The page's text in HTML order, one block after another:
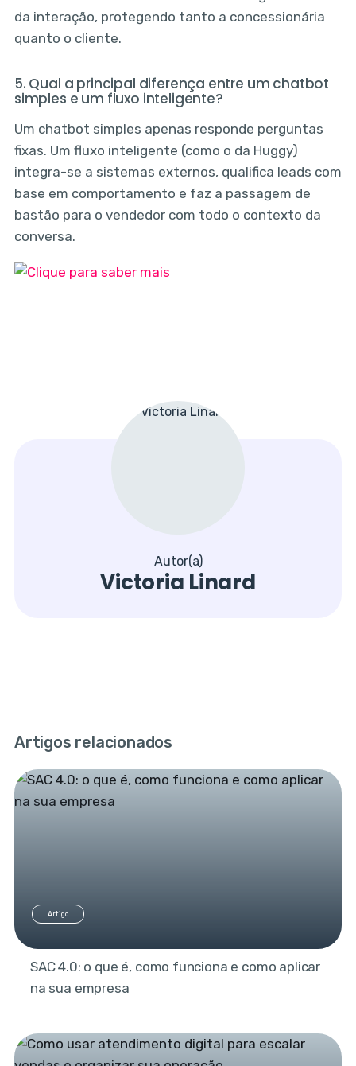
da interação, protegendo tanto a concessionária
quanto o cliente.
5. Qual a principal diferença entre um chatbot
simples e um fluxo inteligente?
Um chatbot simples apenas responde perguntas
fixas. Um fluxo inteligente (como o da Huggy)
integra-se a sistemas externos, qualifica leads com
base em comportamento e faz a passagem de
bastão para o vendedor com todo o contexto da
conversa.
Autor(a)
Victoria Linard
Artigos relacionados
Artigo
SAC 4.0: o que é, como funciona e como aplicar
na sua empresa